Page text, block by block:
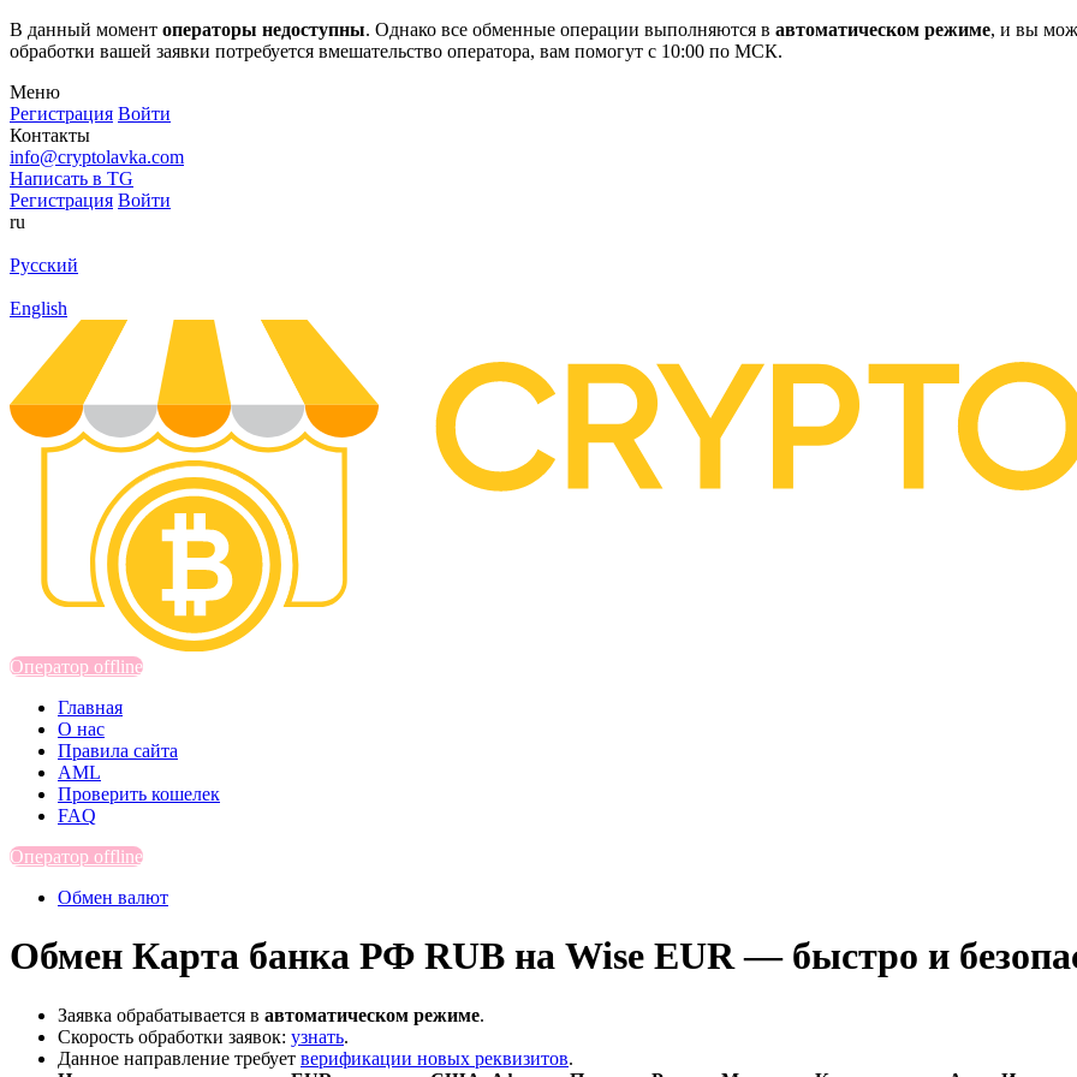
В данный момент операторы недоступны. Однако все обменные операции выполняются в автоматическом режиме, и вы
обработки вашей заявки потребуется вмешательство оператора, вам помогут с 10:00 по МСК.
Меню
Регистрация Войти
Контакты
info@cryptolavka.com
Написать в TG
Регистрация Войти
ru
Русский
English
Оператор offline
Главная
О нас
Правила сайта
AML
Проверить кошелек
FAQ
Оператор offline
Обмен валют
Обмен Карта банка РФ RUB на Wise EUR — быстро и
Заявка обрабатывается в автоматическом режиме.
Скорость обработки заявок: узнать.
Данное направление требует верификации новых реквизитов.